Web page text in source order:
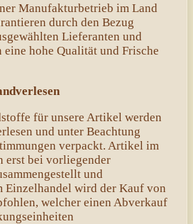
Manufakturbetrieb im Land
durch den Bezug
Lieferanten und
hohe Qualität und Frische
für unsere Artikel werden
und unter Beachtung
verpackt. Artikel im
erst bei vorliegender
und
Einzelhandel wird der Kauf von
welcher einen Abverkauf